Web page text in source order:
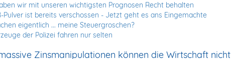
wir mit unseren wichtigsten Prognosen Recht behalten
Pulver ist bereits verschossen - Jetzt geht es ans Eingemachte
eigentlich ... meine Steuergroschen?
der Polizei fahren nur selten
Zinsmanipulationen können die Wirtschaft nicht